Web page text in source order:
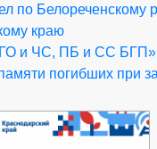
по Белореченскому
краю
и ЧС, ПБ и СС БГП»
погибших при